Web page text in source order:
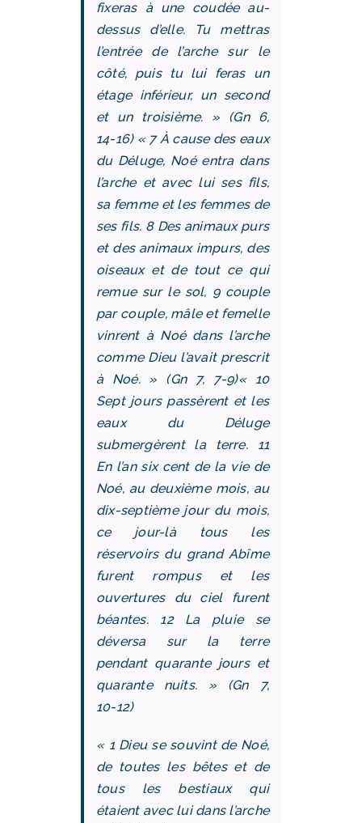
fixeras à une coudée au-
dessus d’elle. Tu mettras
l’entrée de l’arche sur le
côté, puis tu lui feras un
étage inférieur, un second
et un troisième. » (Gn 6,
14‑16) « 7 À cause des eaux
du Déluge, Noé entra dans
l’arche et avec lui ses fils,
sa femme et les femmes de
ses fils. 8 Des animaux purs
et des animaux impurs, des
oiseaux et de tout ce qui
remue sur le sol, 9 couple
par couple, mâle et femelle
vinrent à Noé dans l’arche
comme Dieu l’avait prescrit
à Noé. » (Gn 7, 7‑9)« 10
Sept jours passèrent et les
eaux du Déluge
submergèrent la terre. 11
En l’an six cent de la vie de
Noé, au deuxième mois, au
dix-septième jour du mois,
ce jour-là tous les
réservoirs du grand Abîme
furent rompus et les
ouvertures du ciel furent
béantes. 12 La pluie se
déversa sur la terre
pendant quarante jours et
quarante nuits. » (Gn 7,
10‑12)
« 1 Dieu se souvint de Noé,
de toutes les bêtes et de
tous les bestiaux qui
étaient avec lui dans l’arche